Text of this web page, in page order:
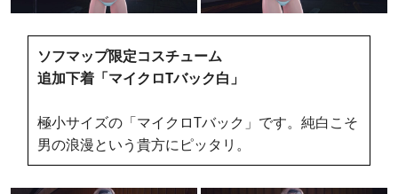
ソフマップ限定コスチューム
追加下着「マイクロTバック白」
極小サイズの「マイクロTバック」です。純白こそ
男の浪漫という貴方にピッタリ。